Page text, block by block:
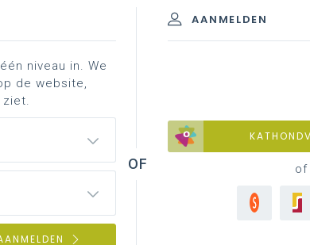
meer weten?
hebben om op te treden
AANMELDEN
of
niveau in. We
de website,